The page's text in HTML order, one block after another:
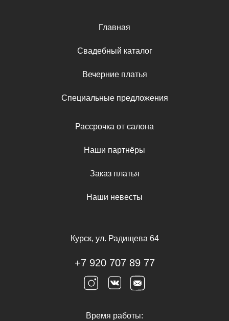
Главная
Свадебный каталог
Вечерние платья
Специальные предложения
Рассрочка от салона
Наши партнёры
Заказ платья
Наши невесты
Курск, ул. Радищева 64
+7 920 707 89 77
Время работы: